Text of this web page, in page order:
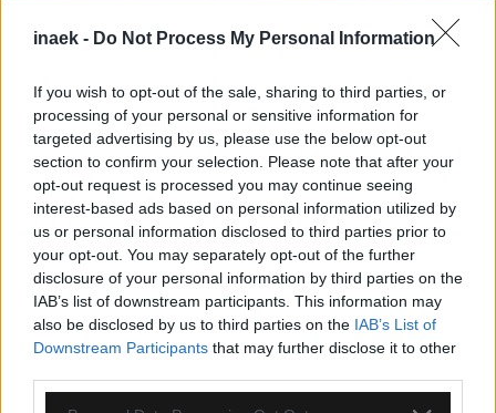
inaek - Do Not Process My Personal Information
If you wish to opt-out of the sale, sharing to third parties, or
processing of your personal or sensitive information for
targeted advertising by us, please use the below opt-out
section to confirm your selection. Please note that after your
opt-out request is processed you may continue seeing
interest-based ads based on personal information utilized by
us or personal information disclosed to third parties prior to
your opt-out. You may separately opt-out of the further
disclosure of your personal information by third parties on the
IAB’s list of downstream participants. This information may
also be disclosed by us to third parties on the IAB’s List of
Downstream Participants that may further disclose it to other
08.08.2026, 23:33
ΑΕΚ – Athens Kallithea: Τα highlights του αγώνα
(vid)